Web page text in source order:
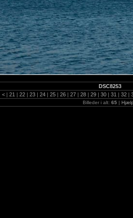
DSC8253
< | 21 | 22 | 23 | 24 | 25 | 26 | 27 | 28 | 29 | 30 | 31 | 32 |
Billeder i alt: 65 | Hjælp